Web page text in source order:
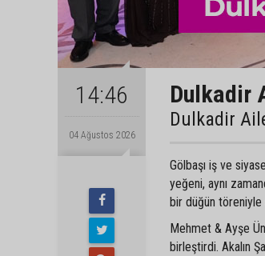
14:46
04 Ağustos 2026
Dulkadir
Dulkadir
Gölbaşı iş ve
yeğeni, aynı
bir düğün töreniyle
Mehmet & Ayşe
birleştirdi. Akalın